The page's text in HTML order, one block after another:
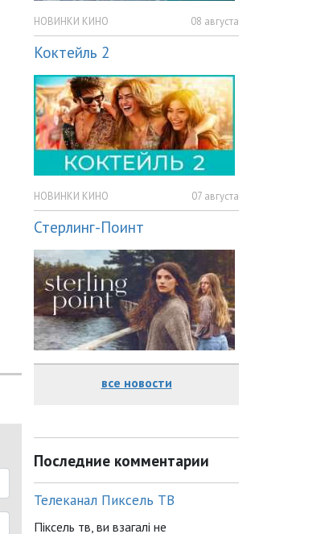
НОВИНКИ КИНО 08 августа
Коктейль 2
НОВИНКИ КИНО 07 августа
Стерлинг-Поинт
все новости
Последние комментарии
Телеканал Пиксель ТВ
Піксель тв, ви взагалі не